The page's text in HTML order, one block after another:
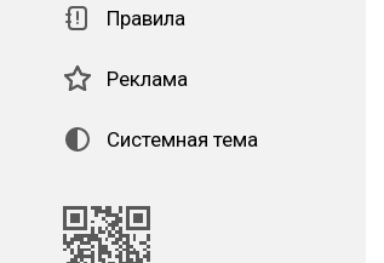
Правила
Реклама
Системная тема